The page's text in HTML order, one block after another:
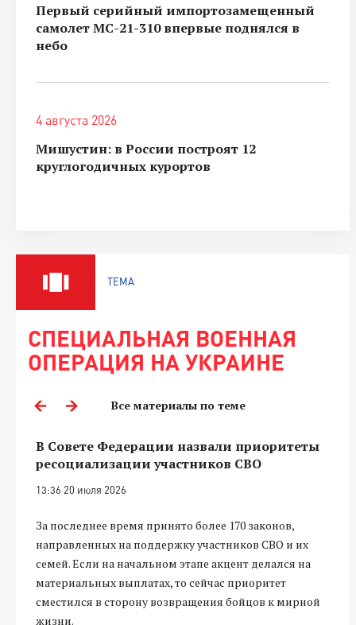
Первый серийный импортозамещенный
самолет МС-21-310 впервые поднялся в
небо
4 августа 2026
Мишустин: в России построят 12
круглогодичных курортов
ТЕМА
СПЕЦИАЛЬНАЯ ВОЕННАЯ
ОПЕРАЦИЯ НА УКРАИНЕ
Все материалы по теме
В Совете Федерации назвали приоритеты
ресоциализации участников СВО
13:36 20 июля 2026
За последнее время принято более 170 законов,
направленных на поддержку участников СВО и их
семей. Если на начальном этапе акцент делался на
материальных выплатах, то сейчас приоритет
сместился в сторону возвращения бойцов к мирной
жизни.